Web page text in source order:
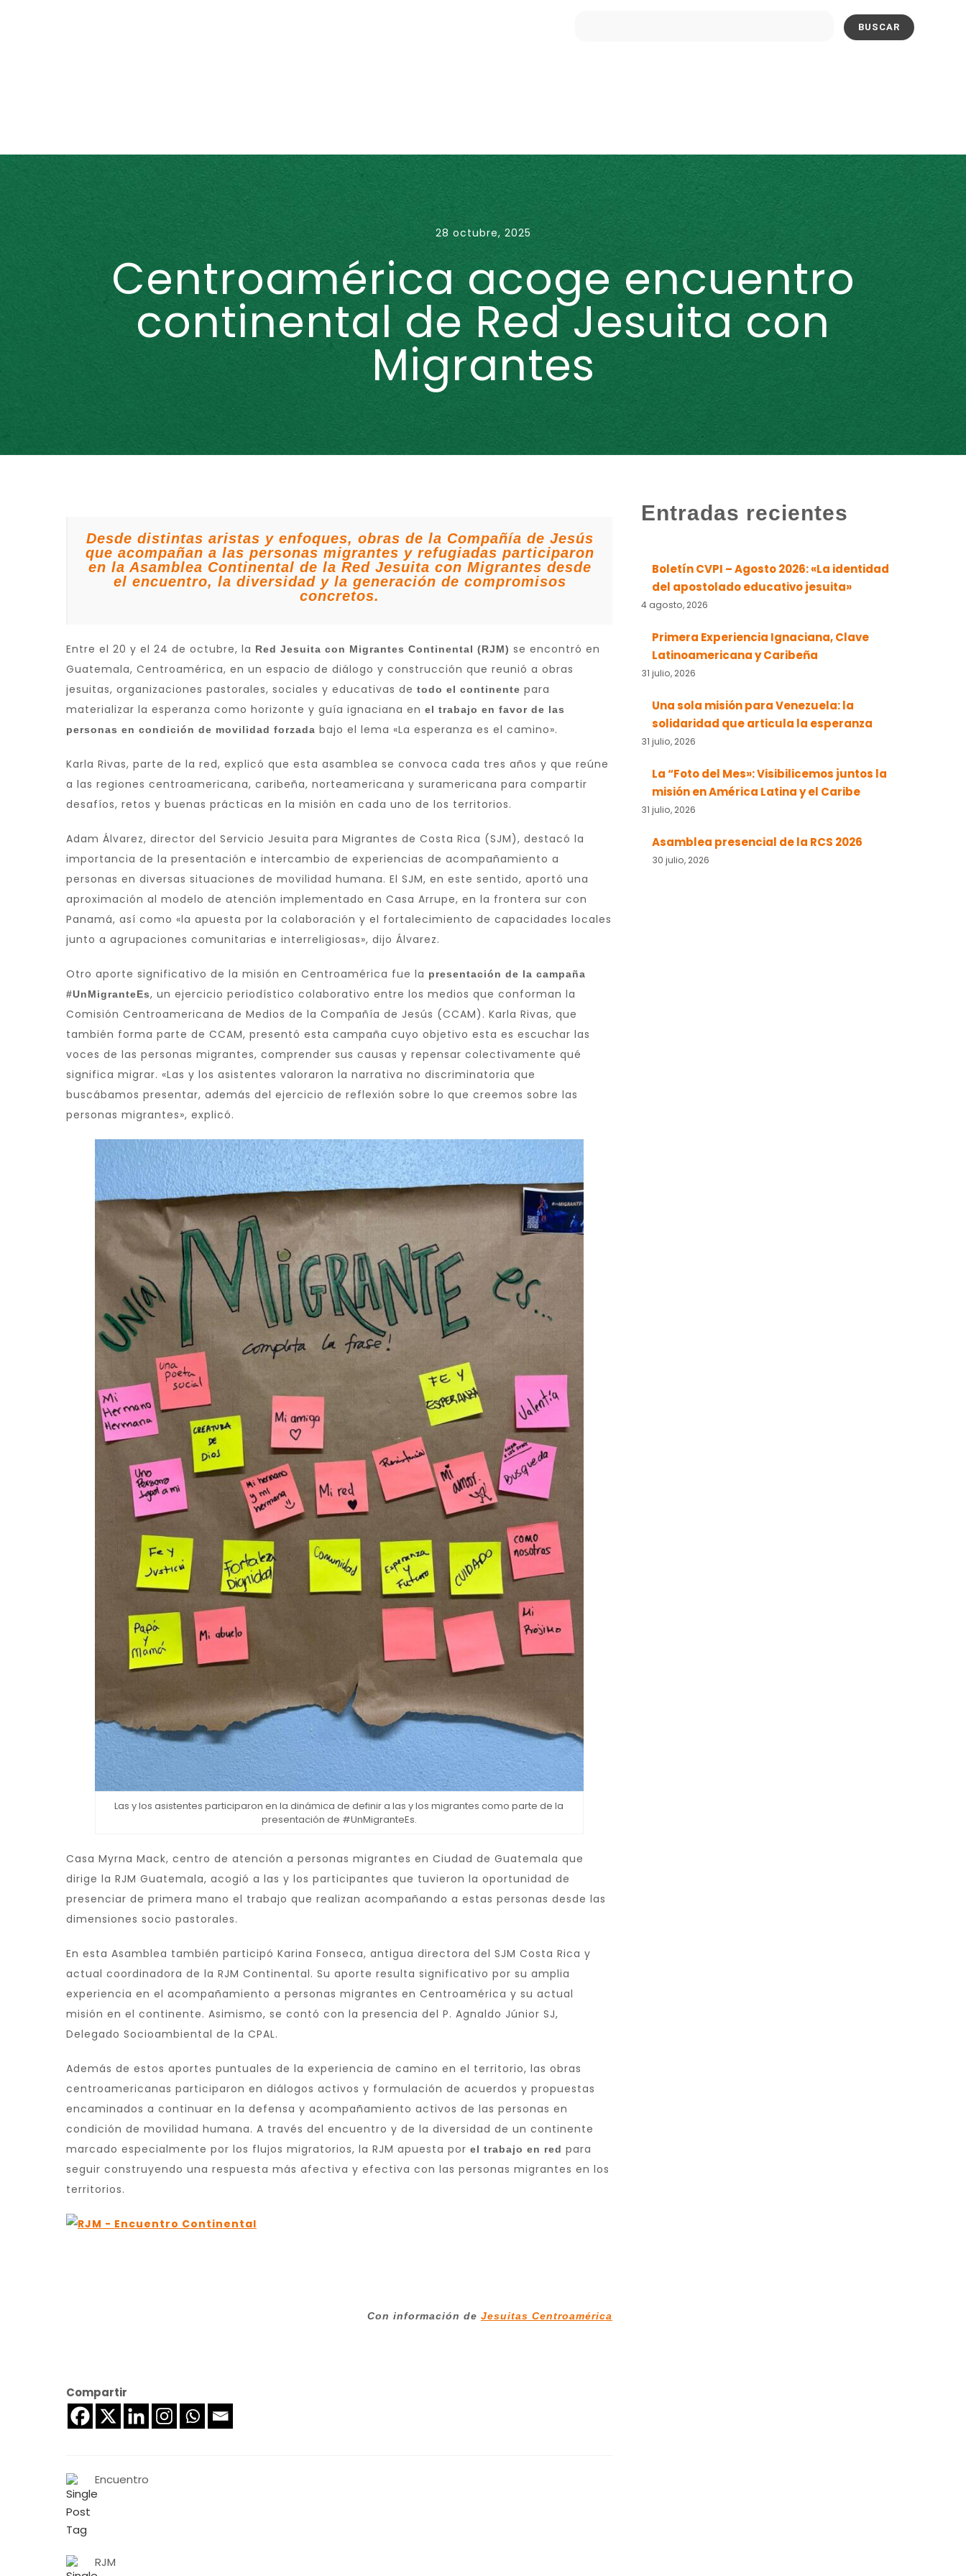
28 octubre, 2025
Centroamérica acoge encuentro
continental de Red Jesuita con
Migrantes
Desde distintas aristas y enfoques, obras de la Compañía de Jesús
que acompañan a las personas migrantes y refugiadas participaron
en la Asamblea Continental de la Red Jesuita con Migrantes desde
el encuentro, la diversidad y la generación de compromisos
concretos.
Entre el 20 y el 24 de octubre, la Red Jesuita con Migrantes Continental (RJM) se encontró en
Guatemala, Centroamérica, en un espacio de diálogo y construcción que reunió a obras
jesuitas, organizaciones pastorales, sociales y educativas de todo el continente para
materializar la esperanza como horizonte y guía ignaciana en el trabajo en favor de las
personas en condición de movilidad forzada bajo el lema «La esperanza es el camino».
Karla Rivas, parte de la red, explicó que esta asamblea se convoca cada tres años y que reúne
a las regiones centroamericana, caribeña, norteamericana y suramericana para compartir
desafíos, retos y buenas prácticas en la misión en cada uno de los territorios.
Adam Álvarez, director del Servicio Jesuita para Migrantes de Costa Rica (SJM), destacó la
importancia de la presentación e intercambio de experiencias de acompañamiento a
personas en diversas situaciones de movilidad humana. El SJM, en este sentido, aportó una
aproximación al modelo de atención implementado en Casa Arrupe, en la frontera sur con
Panamá, así como «la apuesta por la colaboración y el fortalecimiento de capacidades locales
junto a agrupaciones comunitarias e interreligiosas», dijo Álvarez.
Otro aporte significativo de la misión en Centroamérica fue la presentación de la campaña
#UnMigranteEs, un ejercicio periodístico colaborativo entre los medios que conforman la
Comisión Centroamericana de Medios de la Compañía de Jesús (CCAM). Karla Rivas, que
también forma parte de CCAM, presentó esta campaña cuyo objetivo esta es escuchar las
voces de las personas migrantes, comprender sus causas y repensar colectivamente qué
significa migrar. «Las y los asistentes valoraron la narrativa no discriminatoria que
buscábamos presentar, además del ejercicio de reflexión sobre lo que creemos sobre las
personas migrantes», explicó.
Las y los asistentes participaron en la dinámica de definir a las y los migrantes como parte de la
presentación de #UnMigranteEs.
Casa Myrna Mack, centro de atención a personas migrantes en Ciudad de Guatemala que
dirige la RJM Guatemala, acogió a las y los participantes que tuvieron la oportunidad de
presenciar de primera mano el trabajo que realizan acompañando a estas personas desde las
dimensiones socio pastorales.
En esta Asamblea también participó Karina Fonseca, antigua directora del SJM Costa Rica y
actual coordinadora de la RJM Continental. Su aporte resulta significativo por su amplia
experiencia en el acompañamiento a personas migrantes en Centroamérica y su actual
misión en el continente. Asimismo, se contó con la presencia del P. Agnaldo Júnior SJ,
Delegado Socioambiental de la CPAL.
Además de estos aportes puntuales de la experiencia de camino en el territorio, las obras
centroamericanas participaron en diálogos activos y formulación de acuerdos y propuestas
encaminados a continuar en la defensa y acompañamiento activos de las personas en
condición de movilidad humana. A través del encuentro y de la diversidad de un continente
marcado especialmente por los flujos migratorios, la RJM apuesta por el trabajo en red para
seguir construyendo una respuesta más afectiva y efectiva con las personas migrantes en los
territorios.
Con información de Jesuitas Centroamérica
Compartir
Encuentro
RJM
Entradas recientes
Boletín CVPI – Agosto 2026: «La identidad
del apostolado educativo jesuita»
4 agosto, 2026
Primera Experiencia Ignaciana, Clave
Latinoamericana y Caribeña
31 julio, 2026
Una sola misión para Venezuela: la
solidaridad que articula la esperanza
31 julio, 2026
La “Foto del Mes»: Visibilicemos juntos la
misión en América Latina y el Caribe
31 julio, 2026
Asamblea presencial de la RCS 2026
30 julio, 2026